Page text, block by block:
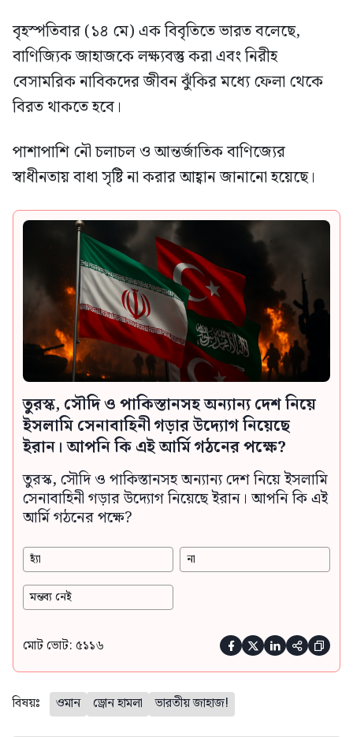
বৃহস্পতিবার (১৪ মে) এক বিবৃতিতে ভারত বলেছে,
বাণিজ্যিক জাহাজকে লক্ষ্যবস্তু করা এবং নিরীহ
বেসামরিক নাবিকদের জীবন ঝুঁকির মধ্যে ফেলা থেকে
বিরত থাকতে হবে।
পাশাপাশি নৌ চলাচল ও আন্তর্জাতিক বাণিজ্যের
স্বাধীনতায় বাধা সৃষ্টি না করার আহ্বান জানানো হয়েছে।
তুরস্ক, সৌদি ও পাকিস্তানসহ অন্যান্য দেশ নিয়ে
ইসলামি সেনাবাহিনী গড়ার উদ্যোগ নিয়েছে
ইরান। আপনি কি এই আর্মি গঠনের পক্ষে?
তুরস্ক, সৌদি ও পাকিস্তানসহ অন্যান্য দেশ নিয়ে ইসলামি
সেনাবাহিনী গড়ার উদ্যোগ নিয়েছে ইরান। আপনি কি এই
আর্মি গঠনের পক্ষে?
হ্যাঁ না
মন্তব্য নেই
মোট ভোট: ৫১১৬     
বিষয়ঃ ওমান ড্রোন হামলা ভারতীয় জাহাজ!